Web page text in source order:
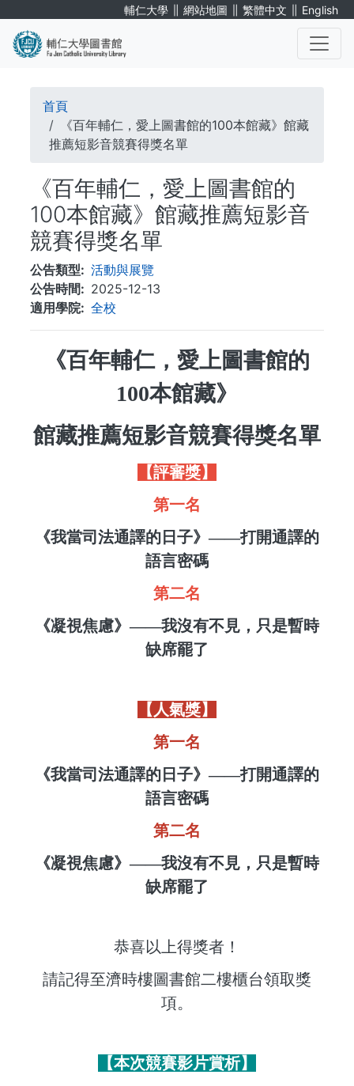
輔仁大學 ∥ 網站地圖 ∥ 繁體中文 ∥ English
導
航
連
結
首頁
《百年輔仁，愛上圖書館的100本館藏》館藏
推薦短影音競賽得獎名單
《百年輔仁，愛上圖書館的
100本館藏》館藏推薦短影音
競賽得獎名單
公告類型
活動與展覽
公告時間
2025-12-13
適用學院
全校
《百年輔仁，愛上圖書館的
100本館藏》
館藏推薦短影音競賽得獎名單
【評審獎】
第一名
《我當司法通譯的日子》——打開通譯的
語言密碼
第二名
《凝視焦慮》——我沒有不見，只是暫時
缺席罷了
【人氣獎】
第一名
《我當司法通譯的日子》——打開通譯的
語言密碼
第二名
《凝視焦慮》——我沒有不見，只是暫時
缺席罷了
恭喜以上得獎者！
請記得至濟時樓圖書館二樓櫃台領取獎
項。
【本次競賽影片賞析】